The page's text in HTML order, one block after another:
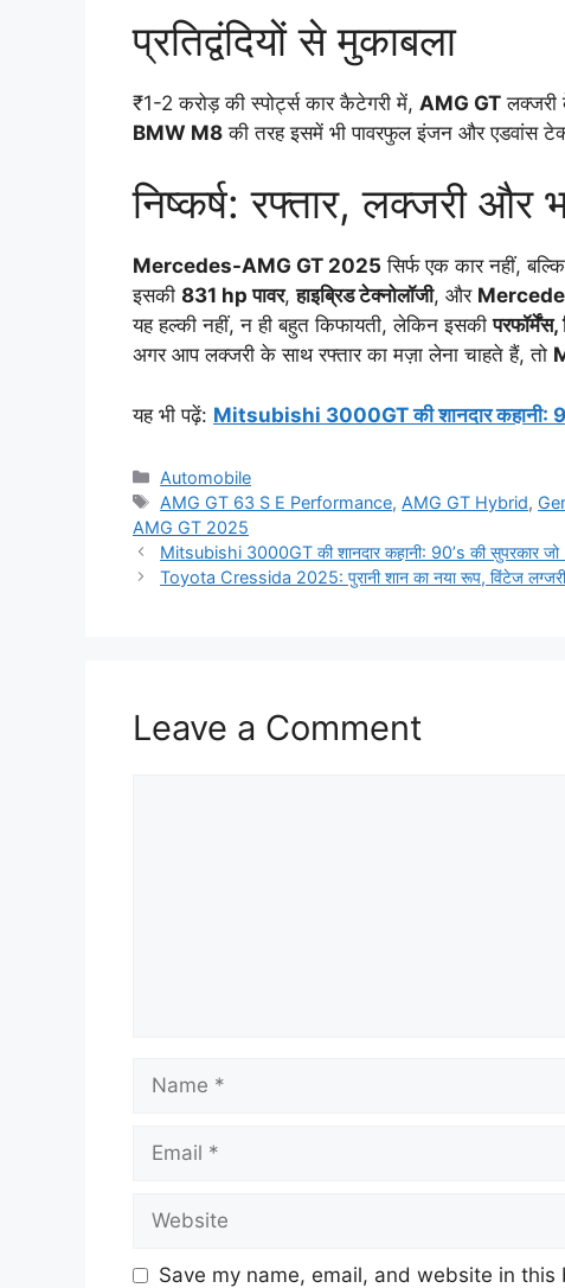
प्रतिद्वंदियों से मुकाबला
₹1-2 करोड़ की स्पोर्ट्स कार कैटेगरी में, AMG GT लक्जरी
BMW M8 की तरह इसमें भी पावरफुल इंजन और एडवांस
निष्कर्ष: रफ्तार, लक्जरी
Mercedes-AMG GT 2025 सिर्फ एक कार नहीं,
इसकी 831 hp पावर,हाइब्रिड टेक्नोलॉजी, और Mercedes
यह हल्की नहीं, न ही बहुत किफायती, लेकिन इसकी
अगर आप लक्जरी के साथ रफ्तार का मज़ा लेना चाहते हैं, तो
यह भी पढ़ें: Mitsubishi 3000GT की शानदार कहानी:
Categories
Automobile
Tags
AMG GT 63 S E Performance, AMG GT Hybrid,
AMG GT 2025
Mitsubishi 3000GT की शानदार कहानी: 90’s की सुपरकार
Toyota Cressida 2025: पुरानी शान का नया रूप, विंटेज
Leave a Comment
Save my name, email, and website in